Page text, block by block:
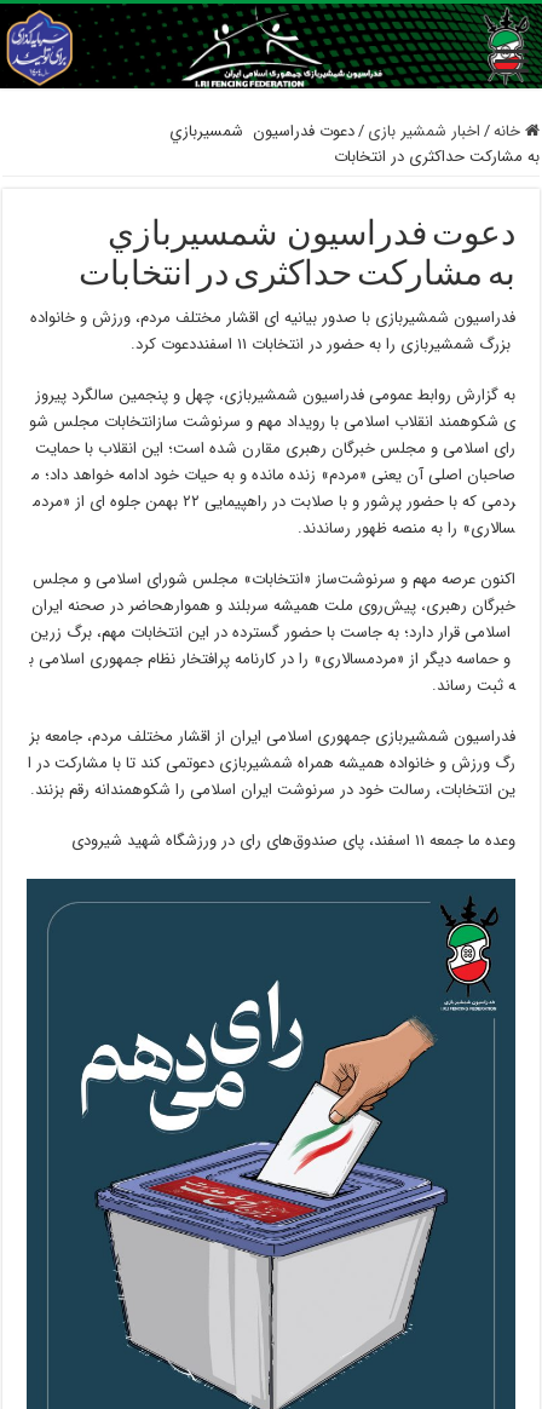
خانه/اخبار شمشیر بازی /دعوت فدراسیون شمسيربازي
به مشارکت حداکثری در انتخابات
دعوت فدراسیون شمسيربازي
به مشارکت حداکثری در انتخابات
فدراسیون شمشیربازی با صدور بیانیه ای اقشار مختلف مردم، ورزش و خانواده
بزرگ شمشیربازی را به حضور در انتخابات ۱۱ اسفنددعوت کرد.
به گزارش روابط عمومی فدراسیون شمشیربازی، چهل و پنجمین سالگرد پیروز
ی شکوهمند انقلاب اسلامی با رویداد مهم و سرنوشت سازانتخابات مجلس شو
رای اسلامی و مجلس خبرگان رهبری مقارن شده است؛ این انقلاب با حمایت
صاحبان اصلی آن یعنی «مردم» زنده مانده و به حیات خود ادامه خواهد داد؛ م
ردمی که با حضور پرشور و با صلابت در راهپیمایی ۲۲ بهمن جلوه ای از «مردم
سالاری» را به منصه ظهور رساندند.
اکنون عرصه‌ مهم و سرنوشت‌ساز «انتخابات» مجلس شورای اسلامی و مجلس
خبرگان رهبری، پیش‌روی ملت همیشه سربلند و هموارهحاضر در صحنه ایران
اسلامی قرار دارد؛ به جاست با حضور گسترده در این انتخابات مهم، برگ زرین
و حماسه دیگر از «مردمسالاری» را در کارنامه پرافتخار نظام جمهوری اسلامی ب
ه ثبت رساند.
فدراسیون شمشیربازی جمهوری اسلامی ایران از اقشار مختلف مردم، جامعه بز
رگ ورزش و خانواده همیشه همراه شمشیربازی دعوتمی کند تا با مشارکت در ا
ین انتخابات، رسالت خود در سرنوشت ایران اسلامی را شکوهمندانه رقم بزنند.
وعده ما جمعه ١١ اسفند، پای صندوق‌های رای در ورزشگاه شهید شیرودی